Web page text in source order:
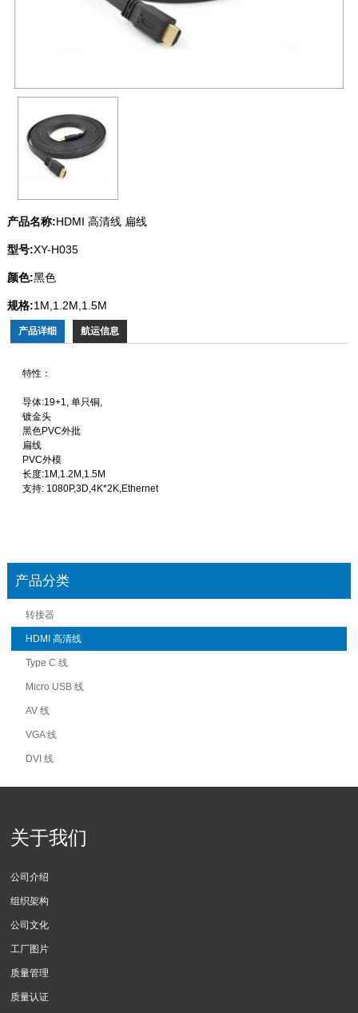
产品名称:HDMI 高清线 扁线
型号:XY-H035
颜色:黑色
规格:1M,1.2M,1.5M
产品详细 航运信息
特性：
导体:19+1, 单只铜,
镀金头
黑色PVC外批
扁线
PVC外模
长度:1M,1.2M,1.5M
支持: 1080P,3D,4K*2K,Ethernet
产品分类
转接器
HDMI 高清线
Type C 线
Micro USB 线
AV 线
VGA 线
DVI 线
关于我们
公司介绍
组织架构
公司文化
工厂图片
质量管理
质量认证